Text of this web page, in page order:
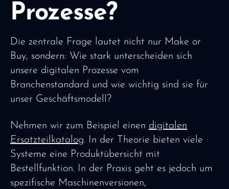
Prozesse?
Die zentrale Frage lautet nicht nur Make or
Buy, sondern: Wie stark unterscheiden sich
unsere digitalen Prozesse vom
Branchenstandard und wie wichtig sind sie für
unser Geschäftsmodell?
Nehmen wir zum Beispiel einen digitalen
Ersatzteilkatalog. In der Theorie bieten viele
Systeme eine Produktübersicht mit
Bestellfunktion. In der Praxis geht es jedoch um
spezifische Maschinenversionen,